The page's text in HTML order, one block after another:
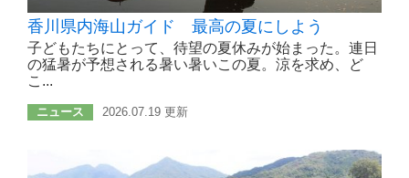
香川県内海山ガイド 最高の夏にしよう
子どもたちにとって、待望の夏休みが始まった。連日
の猛暑が予想される暑い暑いこの夏。涼を求め、ど
こ...
ニュース 2026.07.19 更新